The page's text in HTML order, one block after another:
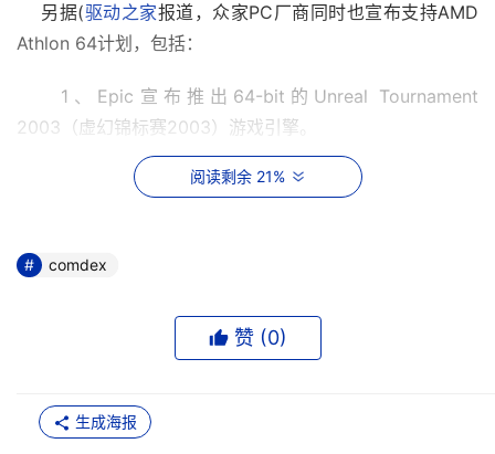
另据(驱动之家报道，众家PC厂商同时也宣布支持AMD
Athlon 64计划，包括：
1、Epic宣布推出64-bit的Unreal Tournament
2003（虚幻锦标赛2003）游戏引擎。
2、Hammer（包含Athlon 64和Opteron）的产率在1个月
之前就达到了50%以上。
芯片组和主机板样品，前者支持400MHz外频的Athlon XP
Barton处理器，后者支持2003年第一季度末推出的Athlon
4、IBM展示了基于Operton处理器的DB2
处理器.
阅读剩余 21%
comdex
赞 (0)
生成海报